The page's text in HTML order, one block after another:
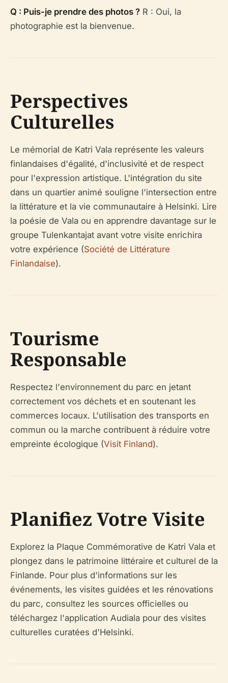
Q : Puis-je prendre des photos ? R : Oui, la
photographie est la bienvenue.
Perspectives
Culturelles
Le mémorial de Katri Vala représente les valeurs
finlandaises d'égalité, d'inclusivité et de respect
pour l'expression artistique. L'intégration du site
dans un quartier animé souligne l'intersection entre
la littérature et la vie communautaire à Helsinki. Lire
la poésie de Vala ou en apprendre davantage sur le
groupe Tulenkantajat avant votre visite enrichira
votre expérience (Société de Littérature
Finlandaise).
Tourisme
Responsable
Respectez l'environnement du parc en jetant
correctement vos déchets et en soutenant les
commerces locaux. L'utilisation des transports en
commun ou la marche contribuent à réduire votre
empreinte écologique (Visit Finland).
Planifiez Votre Visite
Explorez la Plaque Commémorative de Katri Vala et
plongez dans le patrimoine littéraire et culturel de la
Finlande. Pour plus d'informations sur les
événements, les visites guidées et les rénovations
du parc, consultez les sources officielles ou
téléchargez l'application Audiala pour des visites
culturelles curatées d'Helsinki.